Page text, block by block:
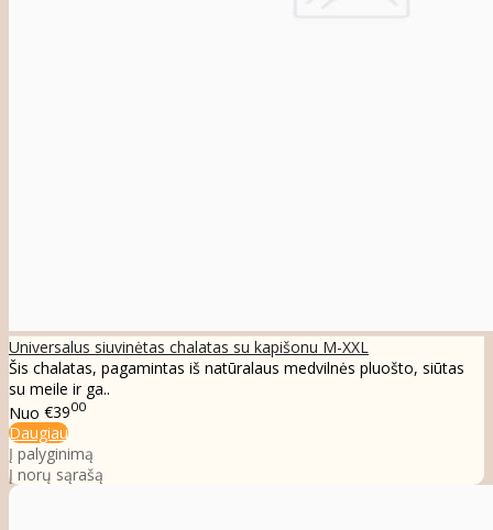
Universalus siuvinėtas chalatas su kapišonu M-XXL
Šis chalatas, pagamintas iš natūralaus medvilnės pluošto, siūtas
su meile ir ga..
Nuo €3900
Daugiau
Į palyginimą
Į norų sąrašą